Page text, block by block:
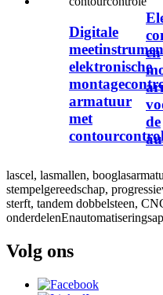
Digitale
elektronische
armatuur
met
en
de
lascel, lasmallen,
stempelgereedschap,
sterft, tandem dobbelsteen,
onderdelenEn
Volg ons